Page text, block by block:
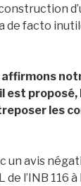
de facto
affirmons
est
les
un avis
l’INB 116